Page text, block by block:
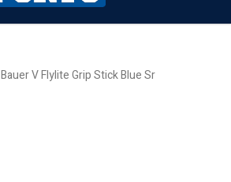
Bauer V Flylite Grip Stick Blue Sr